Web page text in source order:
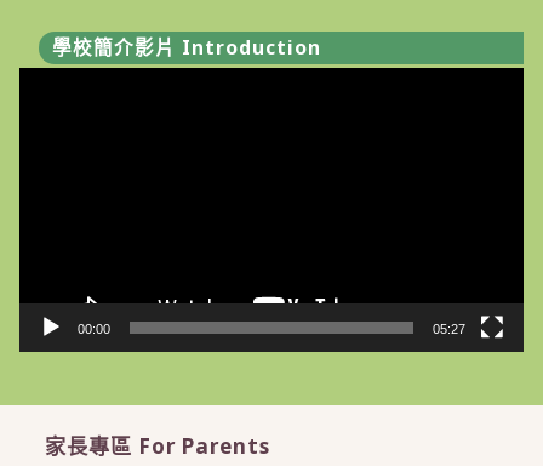
學校簡介影片 Introduction
00:00 05:27
家長專區 For Parents